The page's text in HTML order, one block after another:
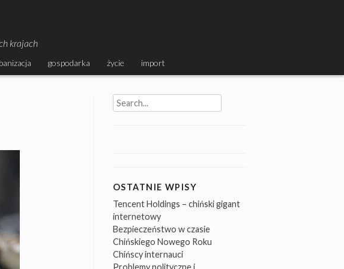
krajach
gospodarka życie import
Search
for:
OSTATNIE WPISY
Tencent Holdings – chiński gigant
internetowy
Bezpieczeństwo w czasie
Chińskiego Nowego Roku
Chińscy internauci
Problemy polityczne i